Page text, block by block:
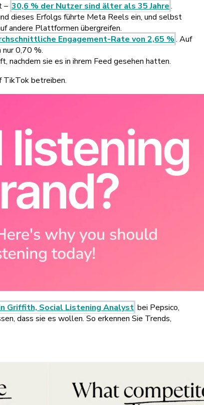
– 30,6 % der Nutzer sind älter als 35 Jahre.
dieses Erfolgs führte Meta Reels ein, und selbst
andere Plattformen übergreifen.
Engagement-Rate von 2,65 %. Auf
0,70 %.
nachdem sie es in ihrem Feed gesehen hatten.
TikTok betreiben.
Griffith, Social Listening Analyst bei Pepsico,
dass sie es wollen. So erkennen Sie Trends,